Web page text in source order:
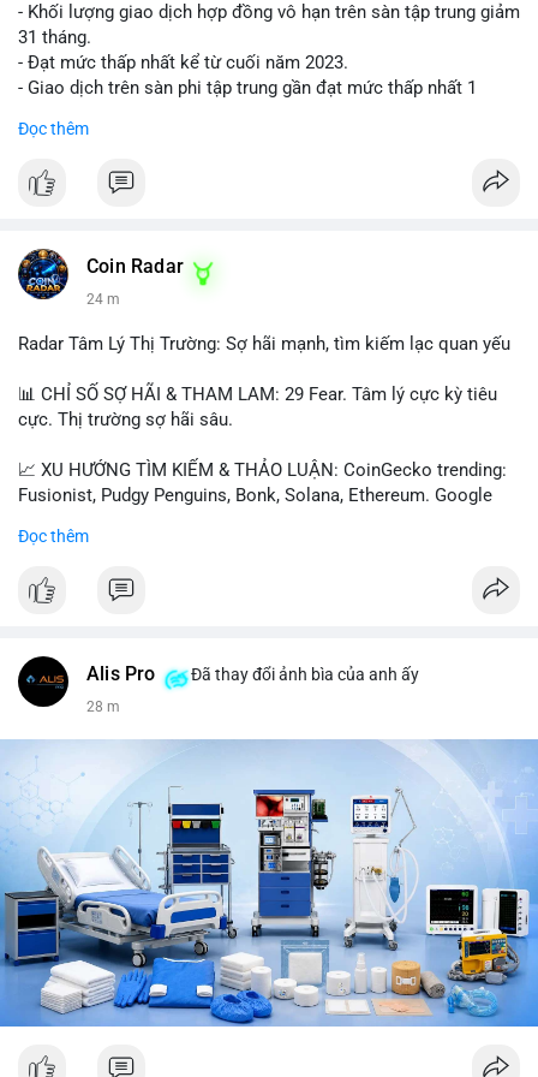
- Khối lượng giao dịch hợp đồng vô hạn trên sàn tập trung giảm
31 tháng.
- Đạt mức thấp nhất kể từ cuối năm 2023.
- Giao dịch trên sàn phi tập trung gần đạt mức thấp nhất 1
#vlikevn #titanbot
Đọc thêm
Coin Radar
24 m
Radar Tâm Lý Thị Trường: Sợ hãi mạnh, tìm kiếm lạc quan yếu
📊 CHỈ SỐ SỢ HÃI & THAM LAM: 29 Fear. Tâm lý cực kỳ tiêu
cực. Thị trường sợ hãi sâu.
📈 XU HƯỚNG TÌM KIẾM & THẢO LUẬN: CoinGecko trending:
Fusionist, Pudgy Penguins, Bonk, Solana, Ethereum. Google
tiêu, vũ khí hạt nhân, đội tuyển Brasil, cúp U20 Châu Á.
UFC 310, Premier League, Champions League, NCAA Football,
MrBeast, Google. Binance Square: nhiều post về lệnh long, lợi
nhuận, $HFT/$SKYAI, $RIVER, $WLD, $ALLO, Top trader 30
💬 DÒNG CHẢY TIN TỨC & TRUYỀN THÔNG: Telegram
CoinTelegraph: Saylor nói Bitcoin không cần rõ ràng, Mỹ cần
rõ ràng; CEX futures volume giảm xuống $4 tỷ trong tháng 7,
thấp nhất từ tháng 12/2023; Prophet Market ra mắt thị trường
dự đoán human vs AI; Trump nói crypto làเรื่อง lớn, người dùng
Bitcoin giảm áp lực cho đồng đô la; Thượng viện Mỹ đẩy lại bỏ
Clarity Act đến tháng 9. Telegram Binance: hỗ trợ trả os cổ tức
AAPL, IBM qua bStocks; MMT Trading Tournament lên tới 2
triệu voucher; Power Protocol Trading Competition; mở rộng
campagna airdrop USD1 đến 07/08/2026; hoàn thành tích hợp
MMT trên BNB Smart Chain. Tin tức gần đây: sau tang lễ
Đọc thêm
Alis Pro Đã thay đổi ảnh bìa của anh ấy
28 m